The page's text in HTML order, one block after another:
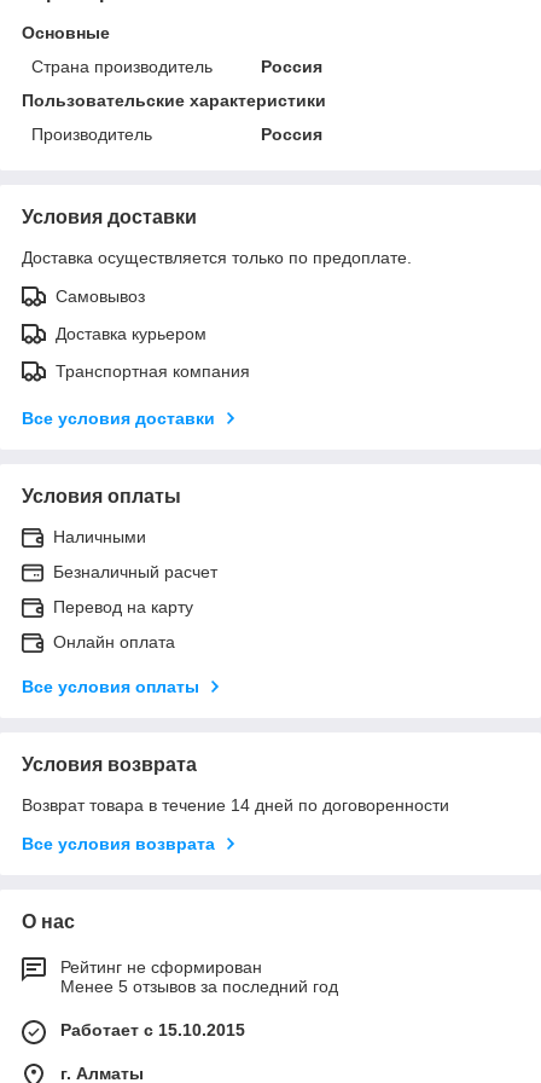
Основные
Страна производитель
Россия
Пользовательские характеристики
Производитель
Россия
Условия доставки
Доставка осуществляется только по предоплате.
Самовывоз
Доставка курьером
Транспортная компания
Все условия доставки
Условия оплаты
Наличными
Безналичный расчет
Перевод на карту
Онлайн оплата
Все условия оплаты
Условия возврата
Возврат товара в течение 14 дней по договоренности
Все условия возврата
О нас
Рейтинг не сформирован
Менее 5 отзывов за последний год
Работает с 15.10.2015
г. Алматы